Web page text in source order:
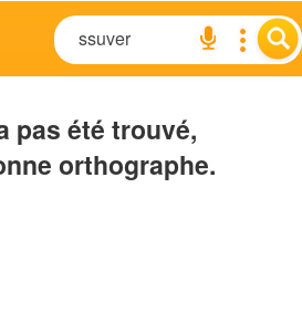
pas été trouvé,
orthographe.